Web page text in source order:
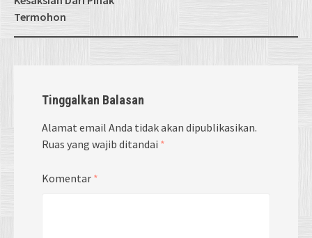
Termohon
Tinggalkan Balasan
Alamat email Anda tidak akan dipublikasikan.
Ruas yang wajib ditandai *
Komentar *